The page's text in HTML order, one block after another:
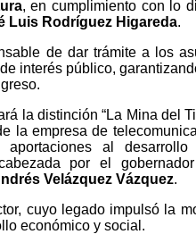
, en cumplimiento con lo
Luis Rodríguez Higareda.
de dar trámite a los
interés público,
la distinción “La Mina del
la empresa de
al
por el
Velázquez Vázquez.
cuyo legado impulsó la
económico y social.